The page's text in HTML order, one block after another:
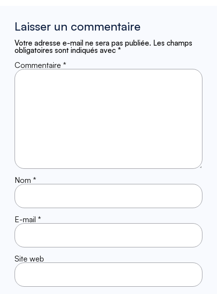
Laisser un commentaire
Votre adresse e-mail ne sera pas publiée. Les champs
obligatoires sont indiqués avec *
Commentaire *
Nom *
E-mail *
Site web